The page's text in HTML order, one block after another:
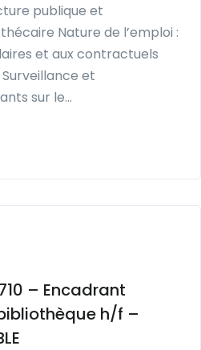
publique et
Nature de l’emploi :
et aux contractuels
et
sur le…
– Encadrant
h/f –